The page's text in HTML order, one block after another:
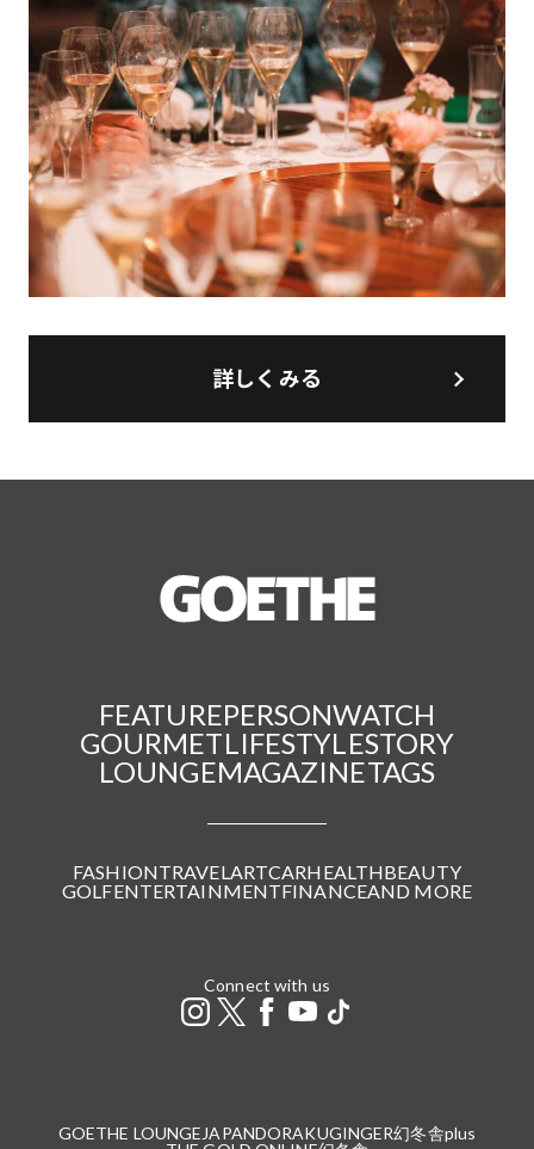
詳しくみる
FEATUREPERSONWATCH
GOURMETLIFESTYLESTORY
LOUNGEMAGAZINETAGS
FASHIONTRAVELARTCARHEALTHBEAUTY
GOLFENTERTAINMENTFINANCEAND MORE
Connect with us
GOETHE LOUNGE JAPANDORAKUGINGER幻冬舎plus